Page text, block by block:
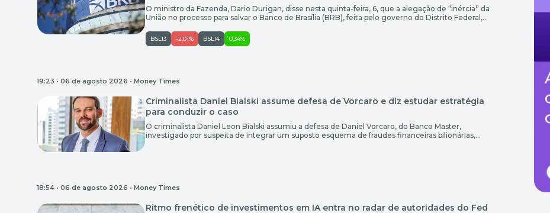
O ministro da Fazenda, Dario Durigan, disse nesta quinta-feira, 6, que a alegação de “inércia” da
União no processo para salvar o Banco de Brasília (BRB), feita pelo governo do Distrito Federal,
governo do DF pediu ao Supremo Tribunal Federal (STF) […]
BSLI3 -2,01% BSLI4 0,34%
19:23 • 06 de agosto 2026 • Money Times
Criminalista Daniel Bialski assume defesa de Vorcaro e diz estudar estratégia
para conduzir o caso
O criminalista Daniel Leon Bialski assumiu a defesa de Daniel Vorcaro, do Banco Master,
investigado por suspeita de integrar um suposto esquema de fraudes financeiras bilionárias,
18:54 • 06 de agosto 2026 • Money Times
Ritmo frenético de investimentos em IA entra no radar de autoridades do Fed